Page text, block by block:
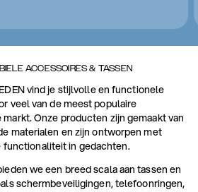
ACCESSOIRES & TASSEN
vind je stijlvolle en functionele
veel van de meest populaire
Onze producten zijn gemaakt van
materialen en zijn ontworpen met
in gedachten.
we een breed scala aan tassen en
schermbeveiligingen, telefoonringen,